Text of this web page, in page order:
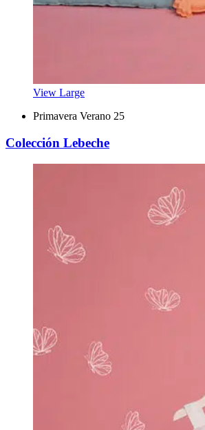
View Large
Primavera Verano 25
Colección Lebeche